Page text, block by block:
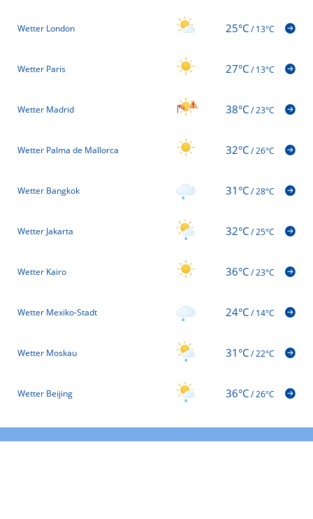
Wetter London 25°C/13°C
Wetter Paris 27°C/13°C
Wetter Madrid 38°C/23°C
Wetter Palma de Mallorca 32°C/26°C
Wetter Bangkok 31°C/28°C
Wetter Jakarta 32°C/25°C
Wetter Kairo 36°C/23°C
Wetter Mexiko-Stadt 24°C/14°C
Wetter Moskau 31°C/22°C
Wetter Beijing 36°C/26°C